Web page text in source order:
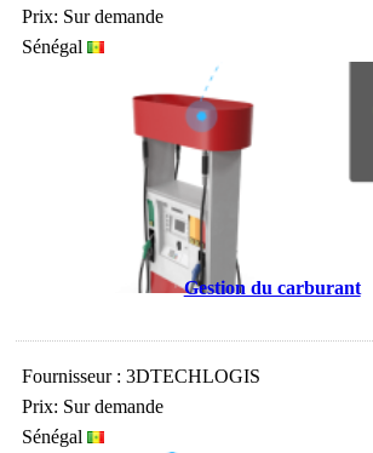
Prix: Sur demande
Sénégal
Gestion du carburant
Fournisseur : 3DTECHLOGIS
Prix: Sur demande
Sénégal